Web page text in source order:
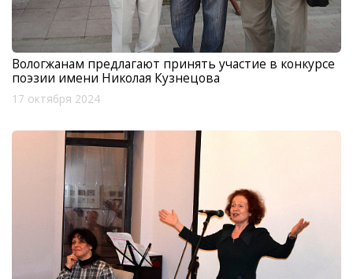
Вологжанам предлагают принять участие в конкурсе
поэзии имени Николая Кузнецова
17 октября 2024